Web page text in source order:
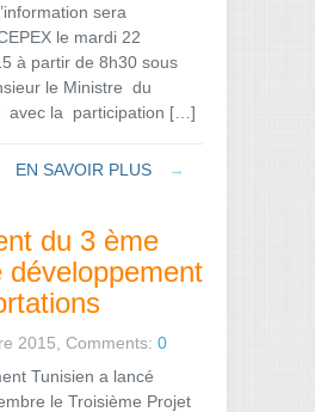
sera
le mardi 22
à partir de 8h30 sous
le Ministre du
avec la participation […]
EN SAVOIR PLUS →
du 3 ème
développement
2015, Comments: 0
Tunisien a lancé
le Troisième Projet